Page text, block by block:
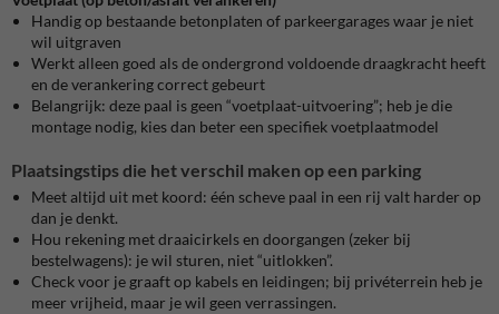
Handig op bestaande betonplaten of parkeergarages waar je niet
wil uitgraven
Werkt alleen goed als de ondergrond voldoende draagkracht heeft
en de verankering correct gebeurt
Belangrijk: deze paal is geen “voetplaat-uitvoering”; heb je die
montage nodig, kies dan beter een specifiek voetplaatmodel
Plaatsingstips die het verschil maken op een parking
Meet altijd uit met koord: één scheve paal in een rij valt harder op
dan je denkt.
Hou rekening met draaicirkels en doorgangen (zeker bij
bestelwagens): je wil sturen, niet “uitlokken”.
Check voor je graaft op kabels en leidingen; bij privéterrein heb je
meer vrijheid, maar je wil geen verrassingen.